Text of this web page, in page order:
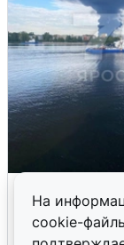
На
cookie-